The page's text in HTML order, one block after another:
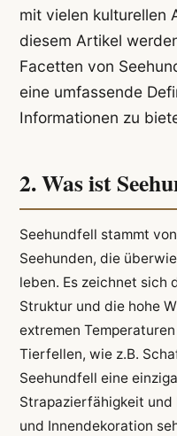
mit vielen kulturellen
diesem Artikel
Facetten von
eine umfassende
Informationen zu
2. Was ist
Seehundfell stammt
Seehunden, die
leben. Es zeichnet sich
Struktur und die hohe
extremen
Tierfellen, wie z.B.
Seehundfell eine
Strapazierfähigkeit und
und Innendekoration